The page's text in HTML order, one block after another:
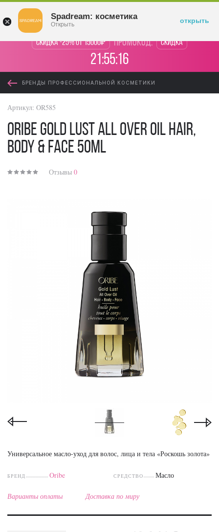
Скидка -25% от 15000₽ промокод: Скидка
21:55:16
БРЕНДЫ ПРОФЕССИОНАЛЬНОЙ КОСМЕТИКИ
Артикул: OR585
Oribe Gold Lust All Over Oil Hair,
Body & Face 50ml
Отзывы 0
Универсальное масло-уход для волос, лица и тела «Роскошь золота»
БРЕНД Oribe СРЕДСТВО Масло
Варианты оплаты Доставка по миру
Spadream: косметика
Открыть открыть